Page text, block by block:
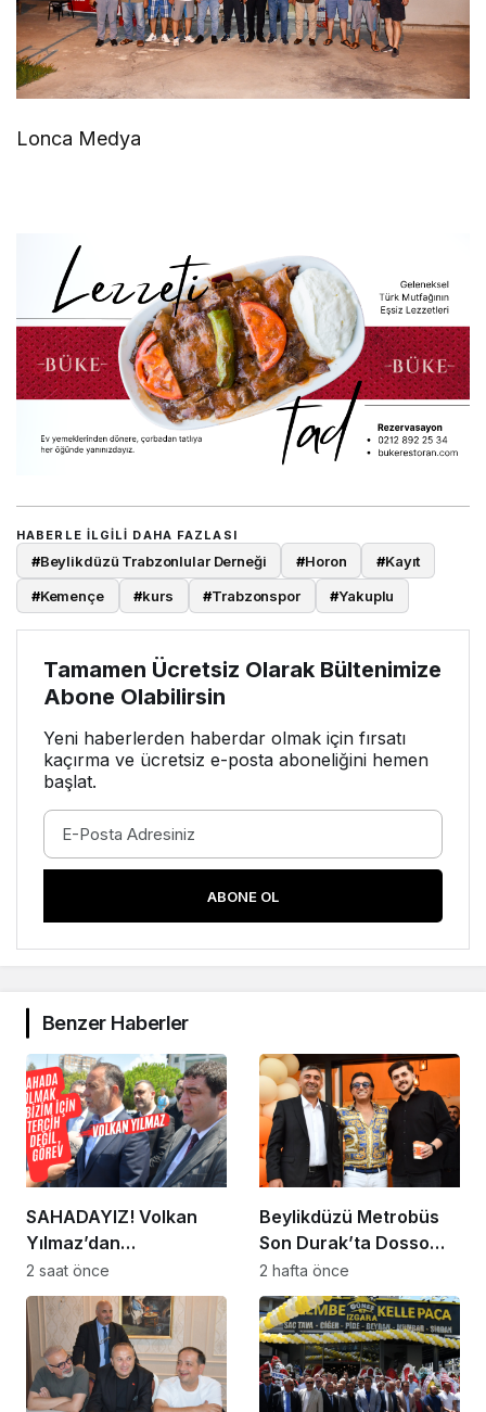
Lonca Medya
HABERLE ILGILI DAHA FAZLASI
#Beylikdüzü Trabzonlular Derneği #Horon #Kayıt
#Kemençe #kurs #Trabzonspor #Yakuplu
Tamamen Ücretsiz Olarak Bültenimize
Abone Olabilirsin
Yeni haberlerden haberdar olmak için fırsatı
kaçırma ve ücretsiz e-posta aboneliğini hemen
başlat.
ABONE OL
Benzer Haberler
SAHADAYIZ! Volkan
Yılmaz’dan
Beylikdüzü’nde Dikkat
Çeken Mesaj
2 saat önce
Beylikdüzü Metrobüs
Son Durak’ta Dosso
Dossi Coffee coşkusu
2 hafta önce